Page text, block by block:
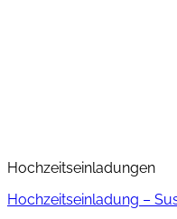
Hochzeitseinladungen
Hochzeitseinladung –